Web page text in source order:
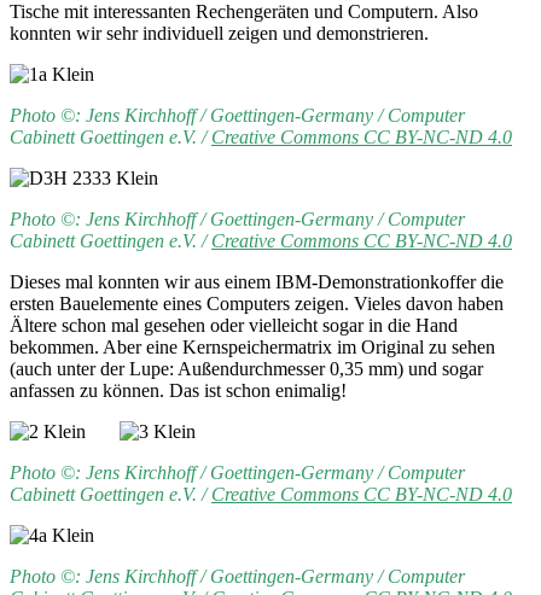
Tische mit interessanten Rechengeräten und Computern. Also
konnten wir sehr individuell zeigen und demonstrieren.
Photo ©: Jens Kirchhoff / Goettingen-Germany / Computer
Cabinett Goettingen e.V. /Creative Commons CC BY-NC-ND 4.0
Photo ©: Jens Kirchhoff / Goettingen-Germany / Computer
Cabinett Goettingen e.V. /Creative Commons CC BY-NC-ND 4.0
Dieses mal konnten wir aus einem IBM-Demonstrationkoffer die
ersten Bauelemente eines Computers zeigen. Vieles davon haben
Ältere schon mal gesehen oder vielleicht sogar in die Hand
bekommen. Aber eine Kernspeichermatrix im Original zu sehen
(auch unter der Lupe: Außendurchmesser 0,35 mm) und sogar
anfassen zu können. Das ist schon enimalig!
Photo ©: Jens Kirchhoff / Goettingen-Germany / Computer
Cabinett Goettingen e.V. /Creative Commons CC BY-NC-ND 4.0
Photo ©: Jens Kirchhoff / Goettingen-Germany / Computer